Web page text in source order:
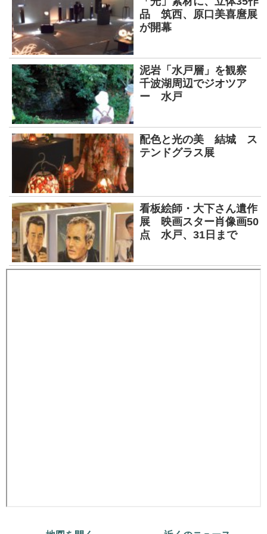
品 筑西、原口美喜麿展
が開幕
泥岩「水戸層」を観察
千波湖周辺でジオツア
ー 水戸
配色と光の美 結城 ス
テンドグラス展
看板絵師・大下さん遺作
展 映画スター肖像画50
点 水戸、31日まで